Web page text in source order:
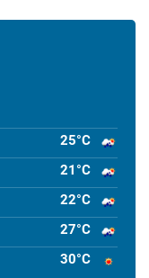
25°C
21°C
22°C
27°C
30°C